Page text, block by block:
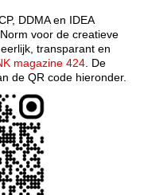
DDMA en IDEA
voor de creatieve
transparant en
magazine 424. De
de QR code hieronder.